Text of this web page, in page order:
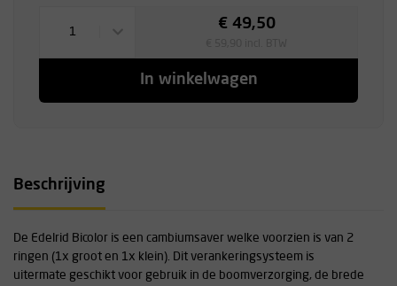
1
€ 49,50
In winkelwagen
Beschrijving
De Edelrid Bicolor is een cambiumsaver welke voorzien is van 2
ringen (1x groot en 1x klein). Dit verankeringsysteem is
uitermate geschikt voor gebruik in de boomverzorging, de brede